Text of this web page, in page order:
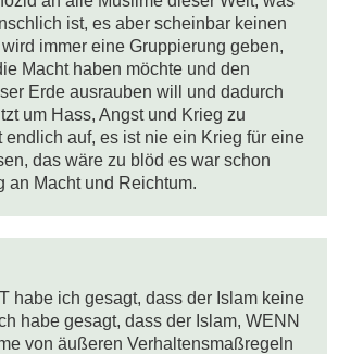
ist, es aber scheinbar keinen
immer eine Gruppierung geben,
Macht haben möchte und den
Erde ausrauben will und dadurch
um Hass, Angst und Krieg zu
endlich auf, es ist nie ein Krieg für eine
das wäre zu blöd es war schon
an Macht und Reichtum.
habe ich gesagt, dass der Islam keine
habe gesagt, dass der Islam, WENN
von äußeren Verhaltensmaßregeln